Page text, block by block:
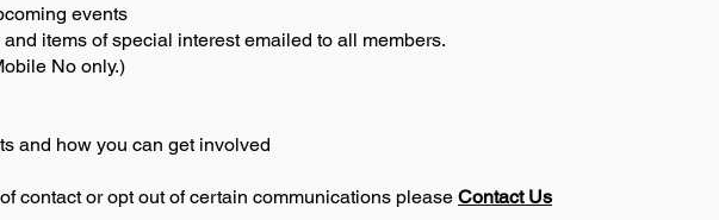
events
items of special interest emailed to all members.
No only.)
and how you can get involved
contact or opt out of certain communications please Contact Us